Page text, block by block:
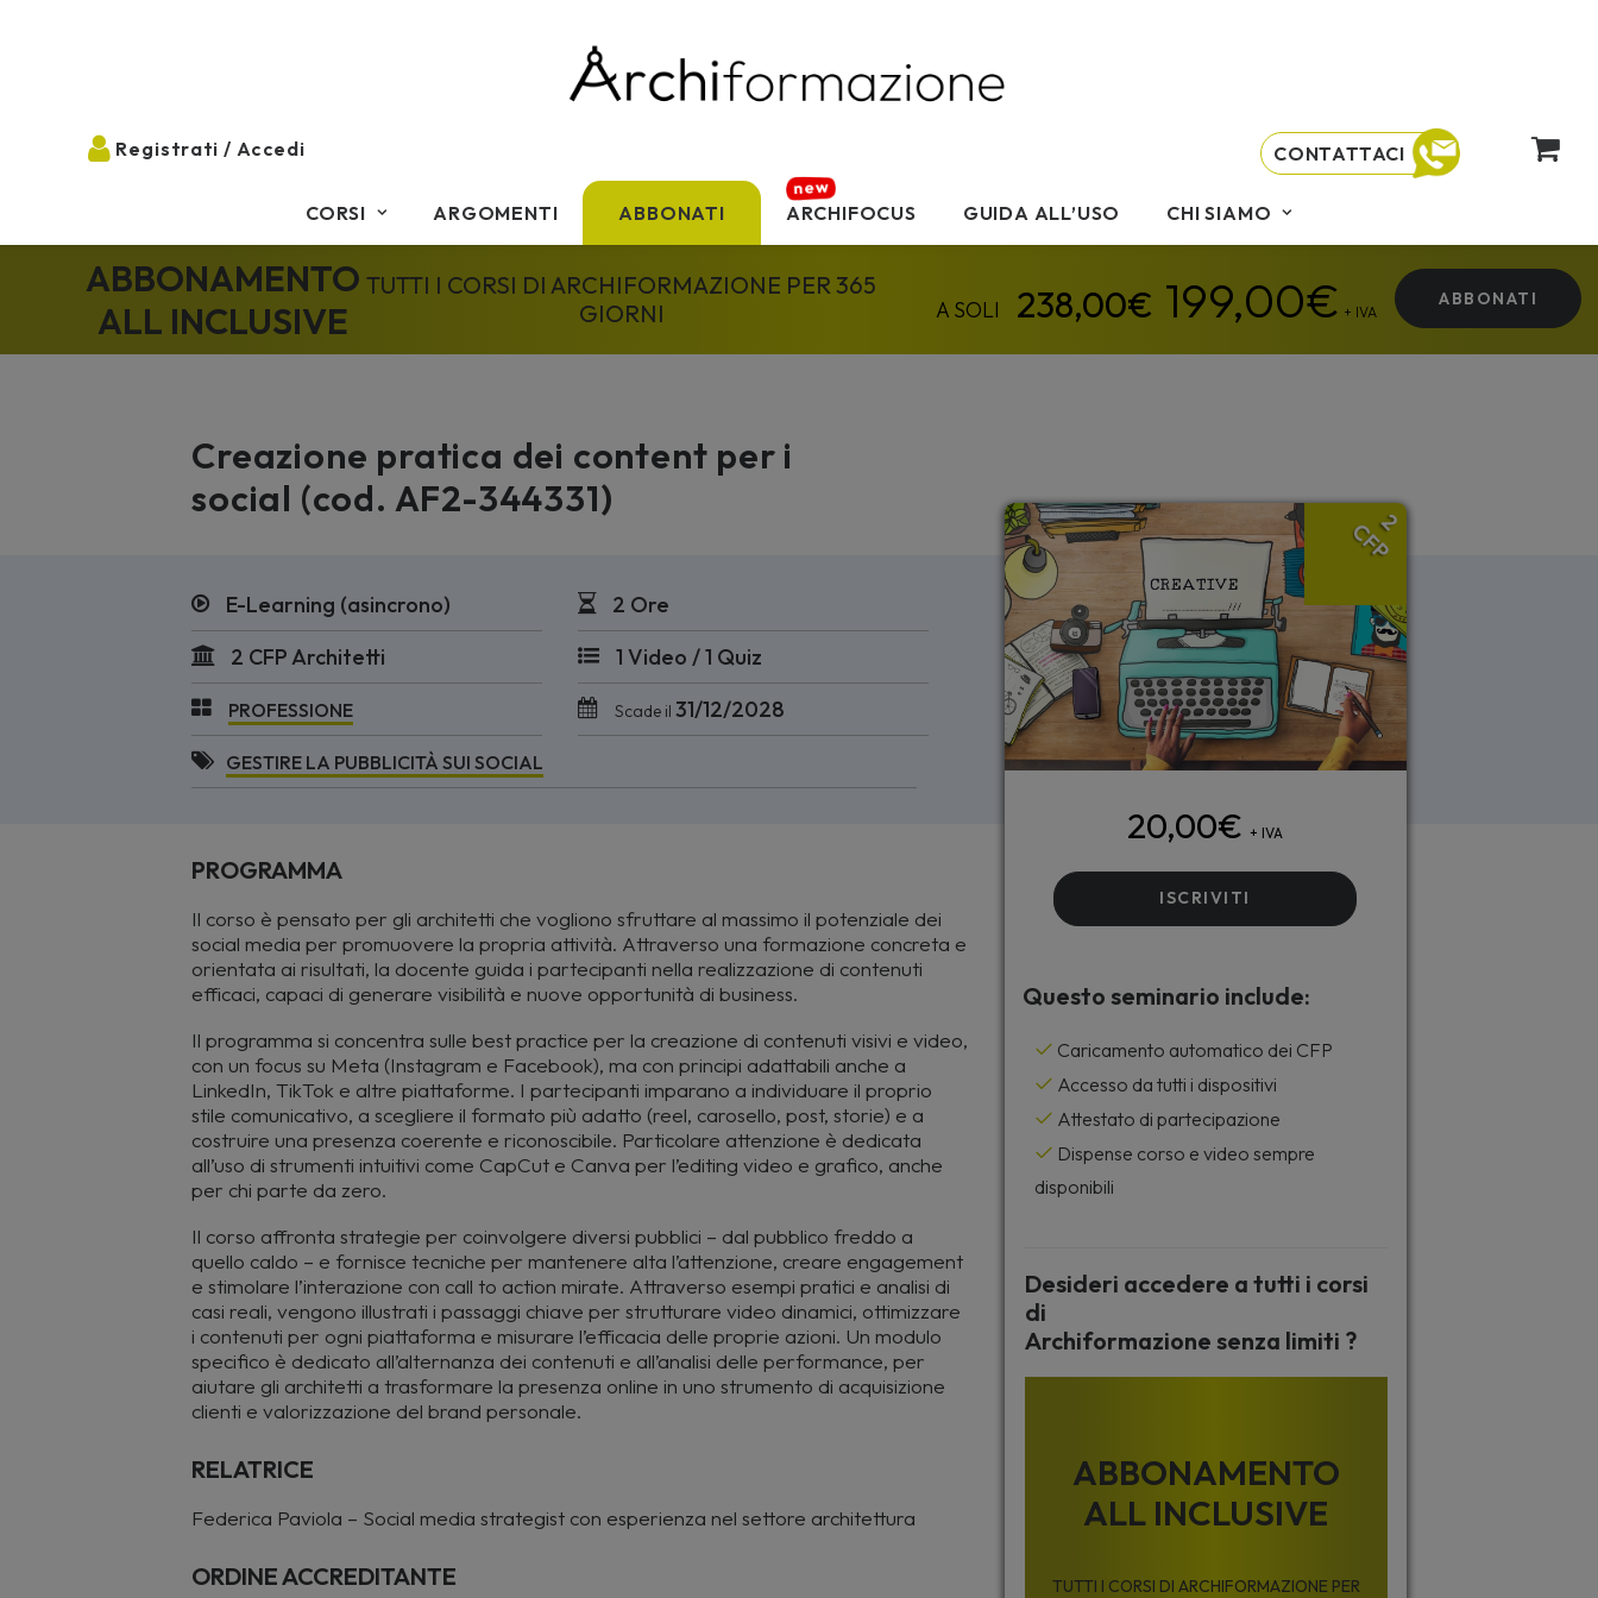
CORSI ARGOMENTI ABBONATI ARCHIFOCUS GUIDA ALL’USO CHI SIAMO
CONTATTACI
ABBONAMENTO
ALL INCLUSIVE
TUTTI I CORSI DI ARCHIFORMAZIONE PER 365
GIORNI
199,00€ + IVA
ABBONATI
Creazione pratica dei content per i
social (cod. AF2-344331)
E-Learning (asincrono)
2 Ore
2 CFP Architetti
1 Video / 1 Quiz
PROFESSIONE Scade il31/12/2028
GESTIRE LA PUBBLICITÀ SUI SOCIAL
PROGRAMMA
Il corso è pensato per gli architetti che vogliono sfruttare al massimo il potenziale dei
social media per promuovere la propria attività. Attraverso una formazione concreta e
orientata ai risultati, la docente guida i partecipanti nella realizzazione di contenuti
efficaci, capaci di generare visibilità e nuove opportunità di business.
Il programma si concentra sulle best practice per la creazione di contenuti visivi e video,
con un focus su Meta (Instagram e Facebook), ma con principi adattabili anche a
LinkedIn, TikTok e altre piattaforme. I partecipanti imparano a individuare il proprio
stile comunicativo, a scegliere il formato più adatto (reel, carosello, post, storie) e a
costruire una presenza coerente e riconoscibile. Particolare attenzione è dedicata
all’uso di strumenti intuitivi come CapCut e Canva per l’editing video e grafico, anche
per chi parte da zero.
Il corso affronta strategie per coinvolgere diversi pubblici – dal pubblico freddo a
quello caldo – e fornisce tecniche per mantenere alta l’attenzione, creare engagement
e stimolare l’interazione con call to action mirate. Attraverso esempi pratici e analisi di
casi reali, vengono illustrati i passaggi chiave per strutturare video dinamici, ottimizzare
i contenuti per ogni piattaforma e misurare l’efficacia delle proprie azioni. Un modulo
specifico è dedicato all’alternanza dei contenuti e all’analisi delle performance, per
aiutare gli architetti a trasformare la presenza online in uno strumento di acquisizione
clienti e valorizzazione del brand personale.
RELATRICE
Federica Paviola – Social media strategist con esperienza nel settore architettura
ORDINE ACCREDITANTE
2
CFP
20,00€ + IVA
ISCRIVITI
Questo seminario include:
Caricamento automatico dei CFP
Accesso da tutti i dispositivi
Attestato di partecipazione
Dispense corso e video sempre
disponibili
Desideri accedere a tutti i corsi
di
Archiformazione senza limiti ?
ABBONAMENTO
ALL INCLUSIVE
TUTTI I CORSI DI ARCHIFORMAZIONE PER